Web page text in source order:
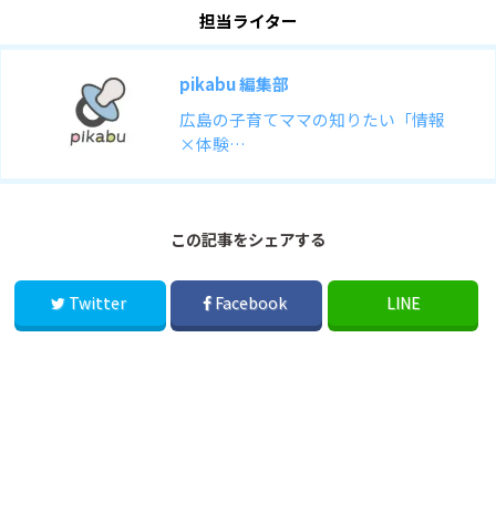
担当ライター
pikabu 編集部
広島の子育てママの知りたい「情報
×体験…
この記事をシェアする
Twitter Facebook LINE